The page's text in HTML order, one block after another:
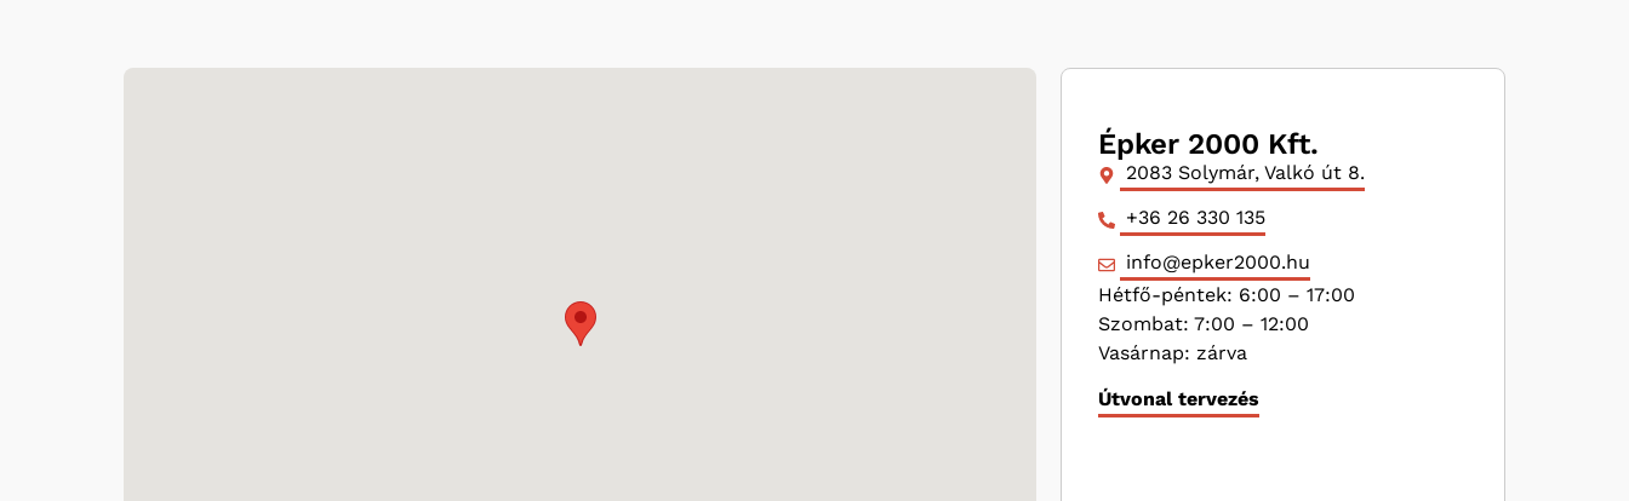
Épker 2000 Kft.
2083 Solymár, Valkó út 8.
+36 26 330 135
info@epker2000.hu
Hétfő-péntek: 6:00 – 17:00
Szombat: 7:00 – 12:00
Vasárnap: zárva
Útvonal tervezés